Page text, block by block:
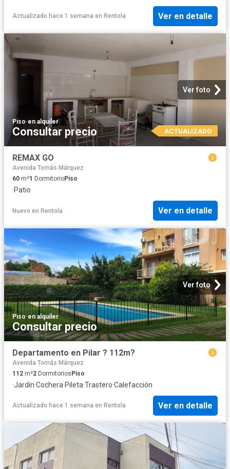
Actualizado hace 1 semana en Rentola Ver en detalle
Ver foto
Piso·en alquiler
Consultar precio ACTUALIZADO
REMAX GO
Avenida Tomás Márquez
60 m²1 DormitorioPiso
·Patio
Nuevo en Rentola Ver en detalle
Ver foto
Piso·en alquiler
Consultar precio
Departamento en Pilar ? 112m?
Avenida Tomás Márquez
112 m²2 DormitoriosPiso
·Jardín·Cochera·Pileta·Trastero·Calefacción
Actualizado hace 1 semana en Rentola Ver en detalle